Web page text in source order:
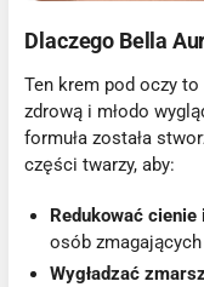
Dlaczego Bella
Ten krem pod oczy
zdrową i młodo
formuła została
części twarzy, aby:
Redukować
osób
Wygładzać